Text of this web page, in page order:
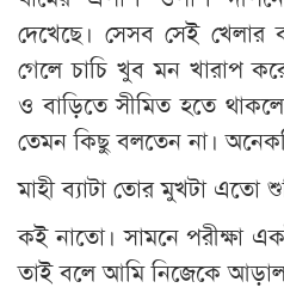
দেখেছে। সেসব সেই খেলার
গেলে চাচি খুব মন খারাপ
ও বাড়িতে সীমিত হতে
তেমন কিছু বলতেন না।
মাহী ব্যাটা তোর মুখটা এতো
কই নাতো। সামনে পরীক্ষা
তাই বলে আমি নিজেকে